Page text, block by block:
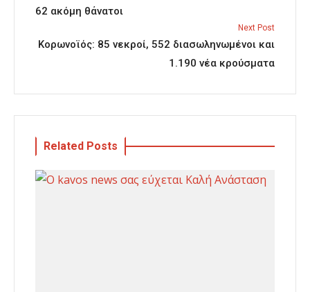
62 ακόμη θάνατοι
Next Post
Κορωνοϊός: 85 νεκροί, 552 διασωληνωμένοι και
1.190 νέα κρούσματα
Related Posts